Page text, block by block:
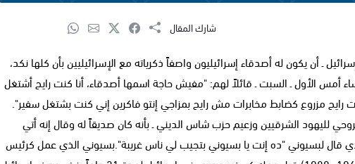
شارك المقال
ـ أن يكون له أصدقاء إسرائيليون واصفاً ذكرياته مع الإسرائيليين بأن كلها نكد،
أمس الأول ـ السبت ـ قائلاً لهم: "مفيش حاجة اسمها أصدقاء، أنا كنت رايح أشتغل
مزروع كضابط مخابرات مش رايح بمزاجي إنتو فاكرين إني كنت بشتغل سفير".
لليهود الشرقيين وزعيم حزب شاس الديني ـ بأنه كان صديقاً له وقال إنه أتي
قال لبسيوني "ده إنت يا بسيوني بتجيب لي ناس غريبة".بسيوني الذي عمل كرئيس